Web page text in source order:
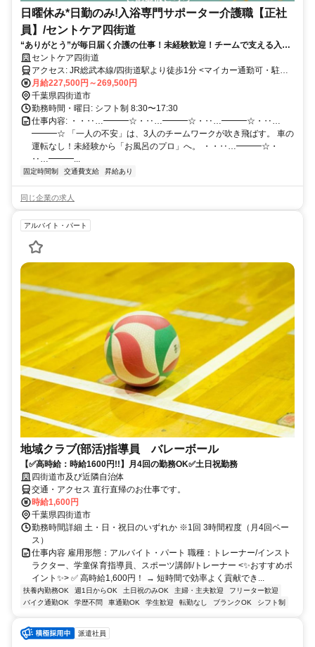
日曜休み*日勤のみ!入浴専門サポーター介護職【正社
員】/セントケア四街道
“ありがとう”が毎日届く介護の仕事！未経験歓迎！チームで支える入浴
ケア／無資格から正社員
セントケア四街道
アクセス: JR総武本線/四街道駅より徒歩1分 <マイカー通勤可・駐車
場完備>
月給227,500円～269,500円
千葉県四街道市
勤務時間・曜日: シフト制 8:30〜17:30
仕事内容: ・・‥…━━━☆・‥…━━━☆・‥…━━━☆・‥…
━━━☆ 「一人の不安」は、3人のチームワークが吹き飛ばす。 車の
運転なし！未経験から「お風呂のプロ」へ。 ・・‥…━━━☆・
‥…━━━...
固定時間制 交通費支給 昇給あり
同じ企業の求人
アルバイト・パート
地域クラブ(部活)指導員 バレーボール
【✅高時給：時給1600円!!】月4回の勤務OK✅土日祝勤務
四街道市及び近隣自治体
交通・アクセス 直行直帰のお仕事です。
時給1,600円
千葉県四街道市
勤務時間詳細 土・日・祝日のいずれか ※1回 3時間程度（月4回ペー
ス）
仕事内容 雇用形態：アルバイト・パート 職種：トレーナー/インスト
ラクター、学童保育指導員、スポーツ講師/トレーナー <✨おすすめポ
イント✨> ✅ 高時給1,600円！ → 短時間で効率よく貢献でき...
扶養内勤務OK 週1日からOK 土日祝のみOK 主婦・主夫歓迎
フリーター歓迎
バイク通勤OK
学歴不問 車通勤OK 学生歓迎 転勤なし ブランクOK シフト制
派遣社員